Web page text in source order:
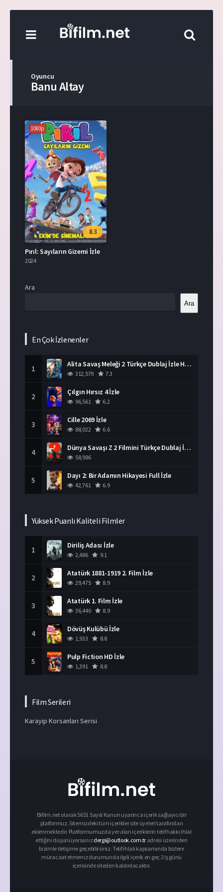
Oyuncu
Banu Altay
1080p
8.3
Pırıl: Sayıların Gizemi İzle
2024
Ara
Ara
En Çok İzlenenler
1 Alita Savaş Meleği 2 Türkçe Dublaj İzle HD Film
312,579 7.3
2 Çılgın Hırsız 4 İzle
96,561 6.2
3 Cille 2069 İzle
88,022 6.6
4 Dünya Savaşı Z 2 Filmini Türkçe Dublaj İzle
58,986
5 Dayı 2: Bir Adamın Hikayesi Full İzle
42,761 6.9
Yüksek Puanlı Kaliteli Filmler
1 Diriliş Adası İzle
2,486 9.1
2 Atatürk 1881-1919 2. Film İzle
29,475 8.9
3 Atatürk 1. Film İzle
36,440 8.9
4 Dövüş Kulübü İzle
1,933 8.8
5 Pulp Fiction HD İzle
1,391 8.8
Film Serileri
Karayip Korsanları Serisi
Bifilm.net olarak 5651 Sayılı Kanun uyarınca içerik sağlayıcı bir
platformuz. Sitemizdeki tüm içerikler site üyeleri tarafından
eklenmektedir. Platformumuzda yer alan içeriklerin telif hakkı ihlal
ettiğini düşünüyorsanızdergi@outlook.com.tr adresi üzerinden
bizimle iletişime geçebilirsiniz. Telif ihlali kapsamında bizlere
müracaat etmeniz durumunda ilgili içerik en geç 2 iş günü
içerisinde siteden kaldırılacaktır.